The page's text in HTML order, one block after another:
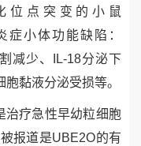
位点突变的小鼠
症小体功能缺陷：
减少、 IL-18分泌下
胞黏液分泌受损等。
治疗急性早幼粒细胞
报道是UBE2O的有